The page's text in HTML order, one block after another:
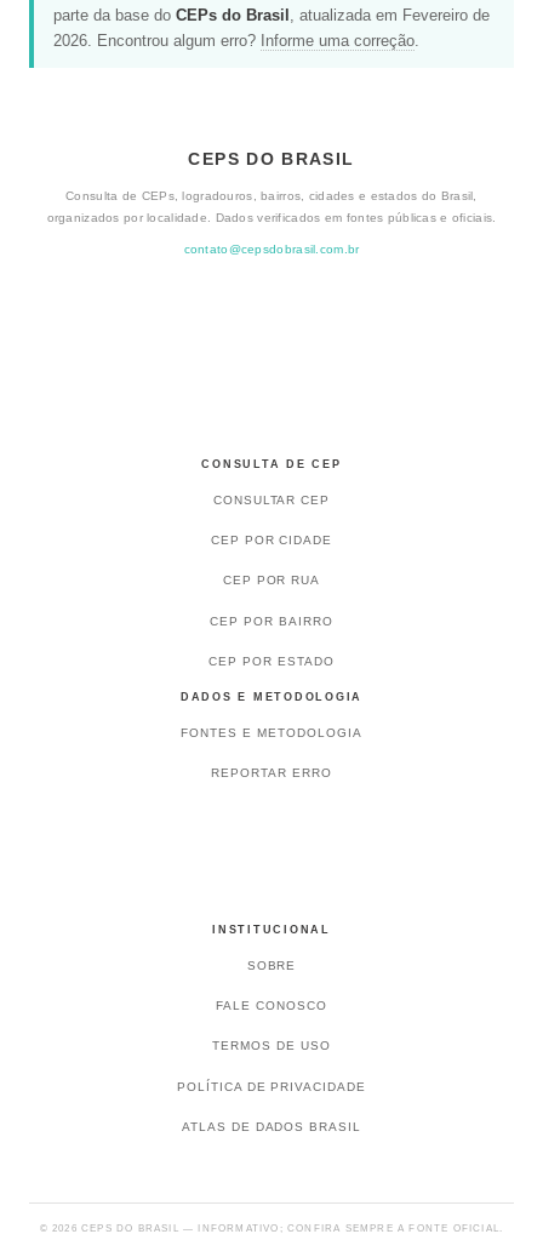
parte da base do CEPs do Brasil , atualizada em Fevereiro de
2026. Encontrou algum erro? Informe uma correção
CEPS DO BRASIL
Consulta de CEPs, logradouros, bairros, cidades e estados do Brasil,
organizados por localidade. Dados verificados em fontes públicas e oficiais.
contato@cepsdobrasil.com.br
CONSULTA DE CEP
CONSULTAR CEP
CEP POR CIDADE
CEP POR RUA
CEP POR BAIRRO
CEP POR ESTADO
DADOS E METODOLOGIA
FONTES E METODOLOGIA
REPORTAR ERRO
INSTITUCIONAL
SOBRE
FALE CONOSCO
TERMOS DE USO
POLÍTICA DE PRIVACIDADE
ATLAS DE DADOS BRASIL
© 2026 CEPS DO BRASIL — INFORMATIVO; CONFIRA SEMPRE A FONTE OFICIAL.